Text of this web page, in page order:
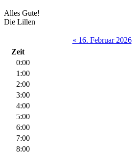
Alles Gute!
Die Lillen
« 16. Februar 2026
Zeit
0:00
1:00
2:00
3:00
4:00
5:00
6:00
7:00
8:00